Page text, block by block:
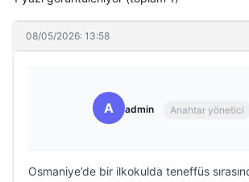
08/05/2026: 13:58
A admin Anahtar yönetici
Osmaniye’de bir ilkokulda teneffüs